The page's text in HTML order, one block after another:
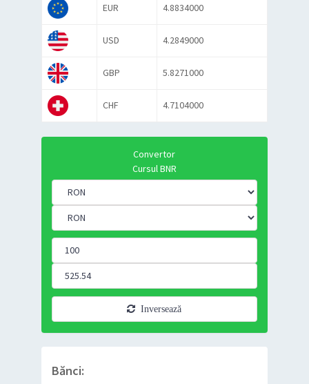
EUR 4.8834000
USD 4.2849000
GBP 5.8271000
CHF 4.7104000
Convertor
Cursul BNR
Inversează
Bănci: